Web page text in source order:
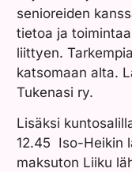
senioreiden
tietoa ja
liittyen.
katsomaan alta.
Tukenasi ry.
Lisäksi
12.45 Iso-Heikin
maksuton Liiku